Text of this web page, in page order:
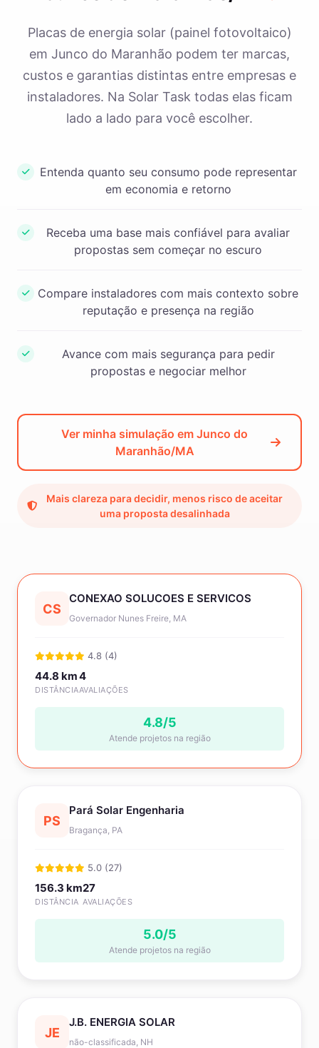
CS
CONEXAO SOLUCOES E SERVICOS
Governador Nunes Freire, MA
4.8 (4)
44.8 km
DISTÂNCIA
4
AVALIAÇÕES
4.8/5
Atende projetos na região
PS
Pará Solar Engenharia
Bragança, PA
5.0 (27)
156.3 km
DISTÂNCIA
27
AVALIAÇÕES
5.0/5
Atende projetos na região
JE
J.B. ENERGIA SOLAR
não-classificada, NH
Placas de energia solar (painel fotovoltaico)
em Junco do Maranhão podem ter marcas,
custos e garantias distintas entre empresas e
instaladores. Na Solar Task todas elas ficam
lado a lado para você escolher.
Entenda quanto seu consumo pode representar
em economia e retorno
Receba uma base mais confiável para avaliar
propostas sem começar no escuro
Compare instaladores com mais contexto sobre
reputação e presença na região
Avance com mais segurança para pedir
propostas e negociar melhor
Ver minha simulação em Junco do
Maranhão/MA
Mais clareza para decidir, menos risco de aceitar
uma proposta desalinhada